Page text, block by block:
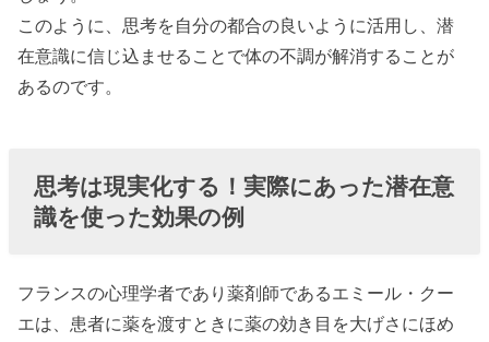
このように、思考を自分の都合の良いように活用し、潜
在意識に信じ込ませることで体の不調が解消することが
あるのです。
思考は現実化する！実際にあった潜在意
識を使った効果の例
フランスの心理学者であり薬剤師であるエミール・クー
エは、患者に薬を渡すときに薬の効き目を大げさにほめ